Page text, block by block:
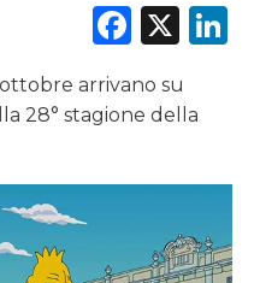
X
arrivano su
28° stagione della